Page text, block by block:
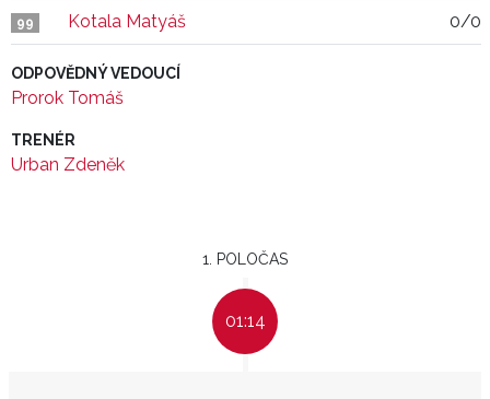
99 Kotala Matyáš 0/0
ODPOVĚDNÝ VEDOUCÍ
Prorok Tomáš
TRENÉR
Urban Zdeněk
1. POLOČAS
01:14